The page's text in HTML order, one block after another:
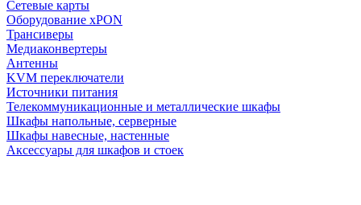
Сетевые карты
Оборудование xPON
Трансиверы
Медиаконвертеры
Антенны
KVM переключатели
Источники питания
Телекоммуникационные и металлические шкафы
Шкафы напольные, серверные
Шкафы навесные, настенные
Аксессуары для шкафов и стоек